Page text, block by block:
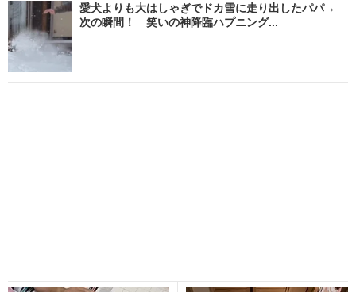
愛犬よりも大はしゃぎでドカ雪に走り出したパパ→
次の瞬間！ 笑いの神降臨ハプニング...